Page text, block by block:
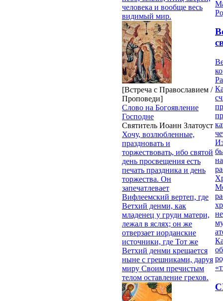
человека и вообще весь
видимый мир.
[Встреча с Православием /
Проповеди]
Слово на Богоявление
Господне
Святитель Иоанн Златоуст
Хочу, возлюбленные,
праздновать и
торжествовать, ибо святой
день просвещения есть
печать праздника и день
торжества. Он
запечатлевает
Вифлеемский вертеп, где
Ветхий денми, как
младенец у груди матери,
лежал в яслях; он же
отверзает иорданские
источники, где Тот же
Ветхий денми крещается
ныне с грешниками, даруя
миру Своим пречистым
телом оставление грехов.